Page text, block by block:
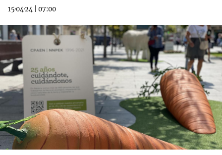
15·04·24 07:00